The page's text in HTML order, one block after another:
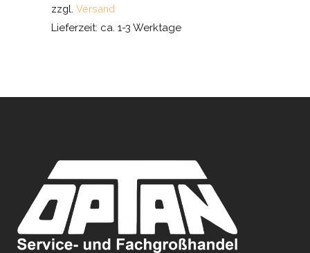
zzgl. Versand
Lieferzeit: ca. 1-3 Werktage